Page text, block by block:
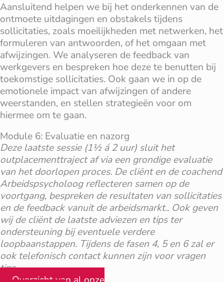
Aansluitend helpen we bij het onderkennen van de
ontmoete uitdagingen en obstakels tijdens
sollicitaties, zoals moeilijkheden met netwerken, het
formuleren van antwoorden, of het omgaan met
afwijzingen. We analyseren de feedback van
werkgevers en bespreken hoe deze te benutten bij
toekomstige sollicitaties. Ook gaan we in op de
emotionele impact van afwijzingen of andere
weerstanden, en stellen strategieën voor om
hiermee om te gaan.
Module 6: Evaluatie en nazorg
Deze laatste sessie (1½ á 2 uur) sluit het
outplacementtraject af via een grondige evaluatie
van het doorlopen proces. De cliënt en de coachend
Arbeidspsycholoog reflecteren samen op de
voortgang, bespreken de resultaten van sollicitaties
en de feedback vanuit de arbeidsmarkt.. Ook geven
wij de cliënt de laatste adviezen en tips ter
ondersteuning bij eventuele verdere
loopbaanstappen. Tijdens de fasen 4, 5 en 6 zal er
ook telefonisch contact kunnen zijn voor vragen
tips.